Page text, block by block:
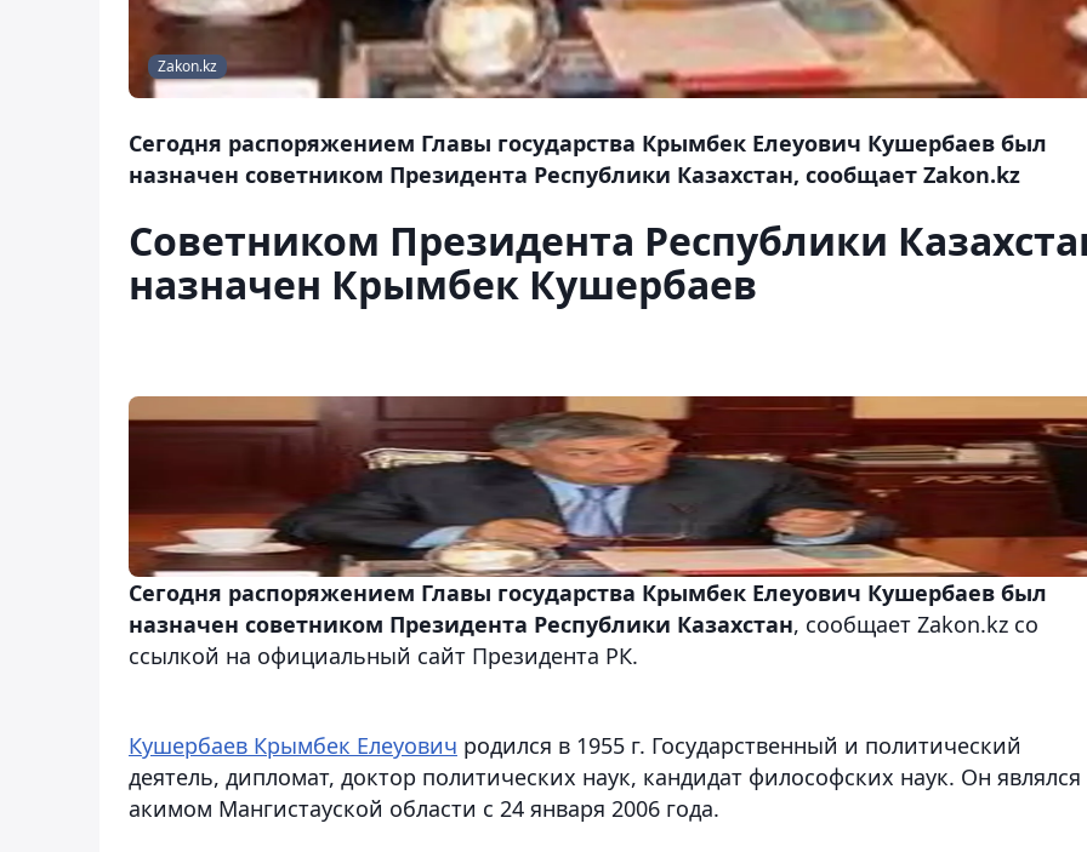
Zakon.kz
Сегодня распоряжением Главы государства Крымбек Елеуович Кушербаев был
назначен советником Президента Республики Казахстан, сообщает Zakon.kz
Советником Президента Республики
назначен Крымбек Кушербаев
Сегодня распоряжением Главы государства Крымбек Елеуович Кушербаев был
назначен советником Президента Республики Казахстан, сообщает Zakon.kz со
ссылкой на официальный сайт Президента РК.
Кушербаев Крымбек Елеуович родился в 1955 г. Государственный и политический
деятель, дипломат, доктор политических наук, кандидат философских наук. Он являлся
акимом Мангистауской области с 24 января 2006 года.